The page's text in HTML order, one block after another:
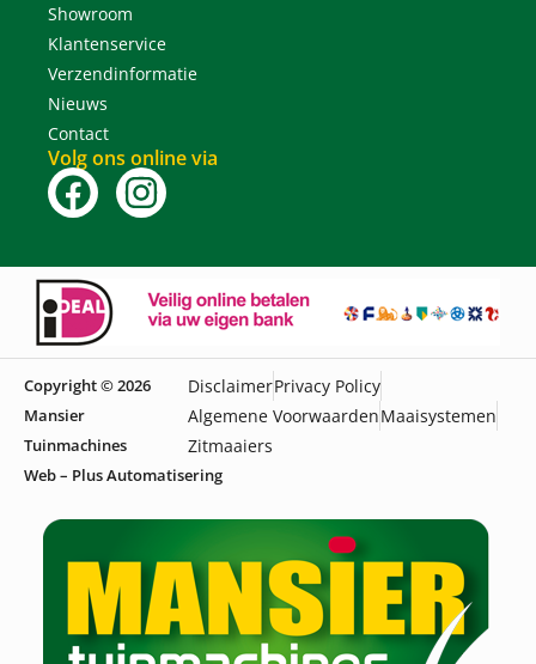
Showroom
Klantenservice
Verzendinformatie
Nieuws
Contact
Volg ons online via
Copyright © 2026
Mansier
Tuinmachines
DisclaimerPrivacy Policy
Algemene VoorwaardenMaaisystemen
Zitmaaiers
Web – Plus Automatisering